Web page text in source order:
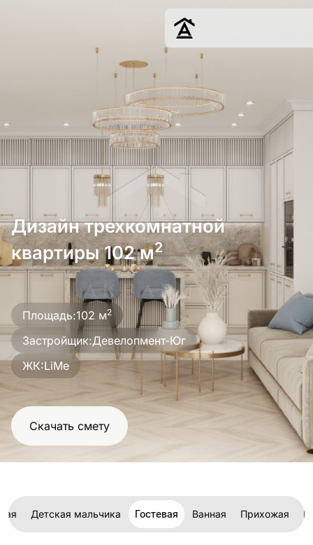
Дизайн
Ремонт
Цены
Наши работы
О нас
Контакты
г. Краснодар
8 (861) 945-12-
34
Обсудить
проект
Дизайн трехкомнатной
квартиры 102 м2
Площадь:102 м2
Застройщик:Девелопмент-Юг
ЖК:LiMe
Скачать смету
Детская мальчика Гостевая Ванная Прихожая